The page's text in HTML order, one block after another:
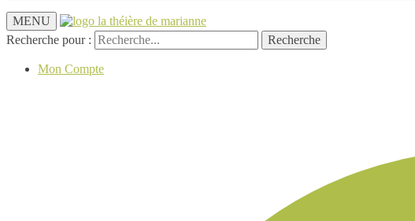
MENU
Recherche pour :
Recherche
Mon Compte